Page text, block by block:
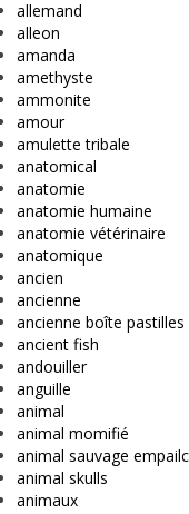
allemand
alleon
amanda
amethyste
ammonite
amour
amulette tribale
anatomical
anatomie
anatomie humaine
anatomie vétérinaire
anatomique
ancien
ancienne
ancienne boîte pastilles
ancient fish
andouiller
anguille
animal
animal momifié
animal sauvage
animal skulls
animaux